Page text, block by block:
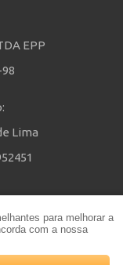
para melhorar a
com a nossa
EPP
Lima
© 2014 - 2021 Powered